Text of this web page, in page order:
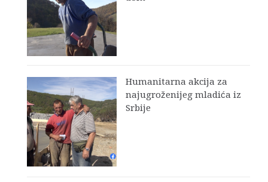
Humanitarna akcija za
najugroženijeg mladića iz
Srbije